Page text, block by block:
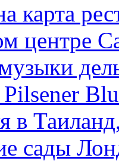
карта
центре
в
сады